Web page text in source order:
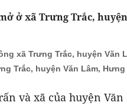
ở xã Trưng Trắc,
xã Trưng Trắc, huyện Văn
Trắc, huyện Văn Lâm, Hưng
và xã của huyện